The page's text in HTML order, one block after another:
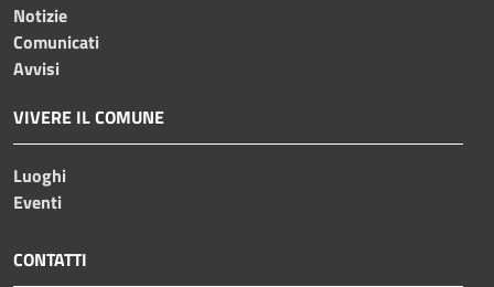
Notizie
Comunicati
Avvisi
VIVERE IL COMUNE
Luoghi
Eventi
CONTATTI